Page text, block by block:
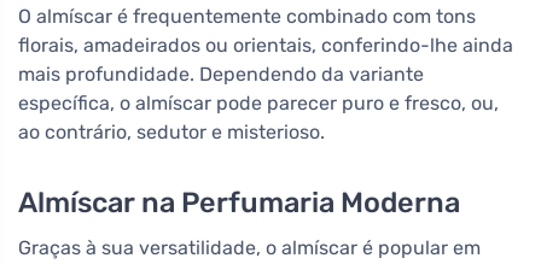
O almíscar é frequentemente combinado com tons
florais, amadeirados ou orientais, conferindo-lhe ainda
mais profundidade. Dependendo da variante
específica, o almíscar pode parecer puro e fresco, ou,
ao contrário, sedutor e misterioso.
Almíscar na Perfumaria Moderna
Graças à sua versatilidade, o almíscar é popular em